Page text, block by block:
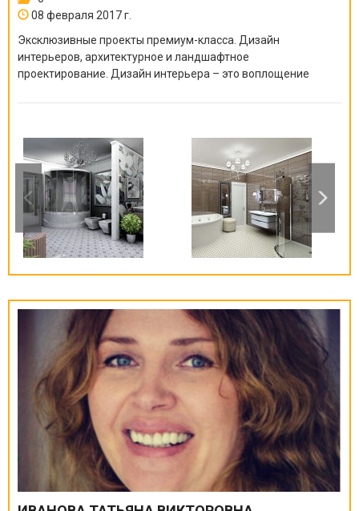
08 февраля 2017 г.
Эксклюзивные проекты премиум-класса. Дизайн
интерьеров, архитектурное и ландшафтное
проектирование. Дизайн интерьера – это воплощение